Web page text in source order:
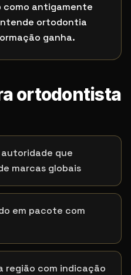
como antigamente
ortodontia
ganha.
ortodontista
que
marcas globais
em pacote com
região com indicação